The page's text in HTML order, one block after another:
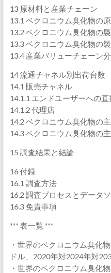
13 原材料と産業チェーン
13.1 ベクロニウム臭化物の
13.2 ベクロニウム臭化物の
13.3 ベクロニウム臭化物の
13.4 産業バリューチェーン
14 流通チャネル別出荷台数
14.1 販売チャネル
14.1.1 エンドユーザーへの
14.1.2 代理店
14.2 ベクロニウム臭化物の
14.3 ベクロニウム臭化物の
15 調査結果と結論
16 付録
16.1 調査方法
16.2 調査プロセスとデータ
16.3 免責事項
*** 表一覧 ***
・世界のベクロニウム臭化
ドル、2020年対2024年対
・世界のベクロニウム臭化